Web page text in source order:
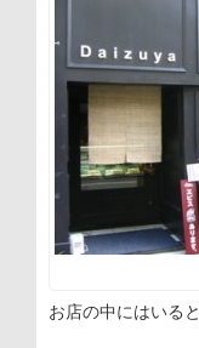
お店の中にはいる